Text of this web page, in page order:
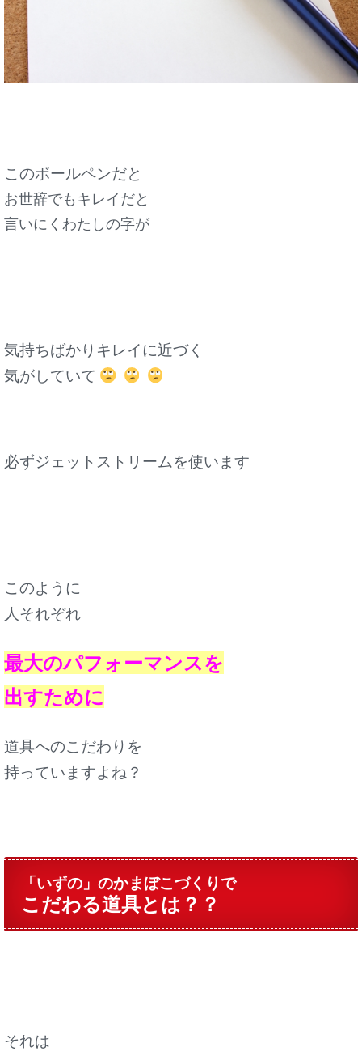
このボールペンだと
お世辞でもキレイだと
言いにくわたしの字が
気持ちばかりキレイに近づく
気がしていて
必ずジェットストリームを使います
このように
人それぞれ
最大のパフォーマンスを
出すために
道具へのこだわりを
持っていますよね？
「いずの」のかまぼこづくりで
こだわる道具とは？？
それは